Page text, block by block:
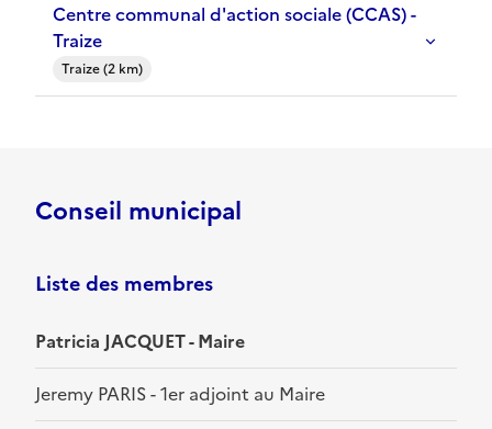
Centre communal d'action sociale (CCAS) -
Traize
Traize (2 km)
Conseil municipal
Liste des membres
Patricia JACQUET - Maire
Jeremy PARIS - 1er adjoint au Maire